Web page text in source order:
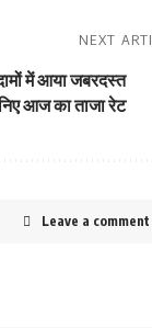
NEXT
में आया जबरदस्त
आज का ताजा रेट
Leave a comment